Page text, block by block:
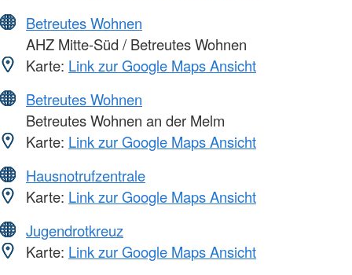
Betreutes Wohnen
AHZ Mitte-Süd / Betreutes Wohnen
Karte: Link zur Google Maps Ansicht
Betreutes Wohnen
Betreutes Wohnen an der Melm
Karte: Link zur Google Maps Ansicht
Hausnotrufzentrale
Karte: Link zur Google Maps Ansicht
Jugendrotkreuz
Karte: Link zur Google Maps Ansicht